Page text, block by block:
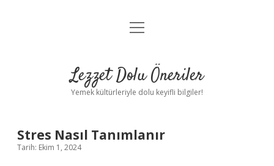
Anasayfa
Yasal Uyarı
menüyü
Lezzet Dolu Öneriler
Yemek kültürleriyle dolu keyifli bilgiler!
Stres Nasıl Tanımlanır
Tarih: Ekim 1, 2024